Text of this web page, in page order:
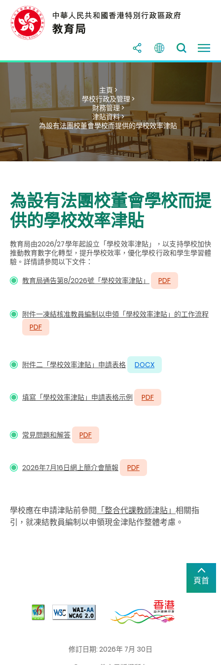
主頁 >
學校行政及管理 >
財務管理 >
津貼資料 >
為設有法團校董會學校而提供的學校效率津貼
為設有法團校董會學校而提
供的學校效率津貼
教育局由2026/27學年起設立「學校效率津貼」，以支持學校加快
推動教育數字化轉型，提升學校效率，優化學校行政和學生學習體
驗。詳情請參閱以下文件：
教育局通告第8/2026號「學校效率津貼」
PDF
附件一凍結核准教員編制以申領「學校效率津貼」的工作流程
PDF
附件二「學校效率津貼」申請表格 DOCX
填寫「學校效率津貼」申請表格示例 PDF
常見問題和解答 PDF
2026年7月16日網上簡介會簡報 PDF
學校應在申請津貼前參閱 「整合代課教師津貼」 相關指
引，就凍結教員編制以申領現金津貼作整體考慮。
頁首
修訂日期: 2026年 7月 30日